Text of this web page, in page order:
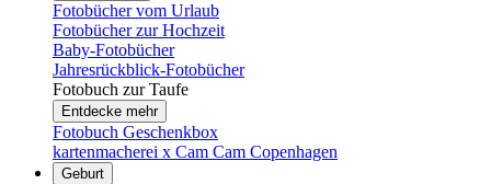
Fotobücher vom Urlaub
Fotobücher zur Hochzeit
Baby-Fotobücher
Jahresrückblick-Fotobücher
Fotobuch zur Taufe
Entdecke mehr
Fotobuch Geschenkbox
kartenmacherei x Cam Cam Copenhagen
Geburt